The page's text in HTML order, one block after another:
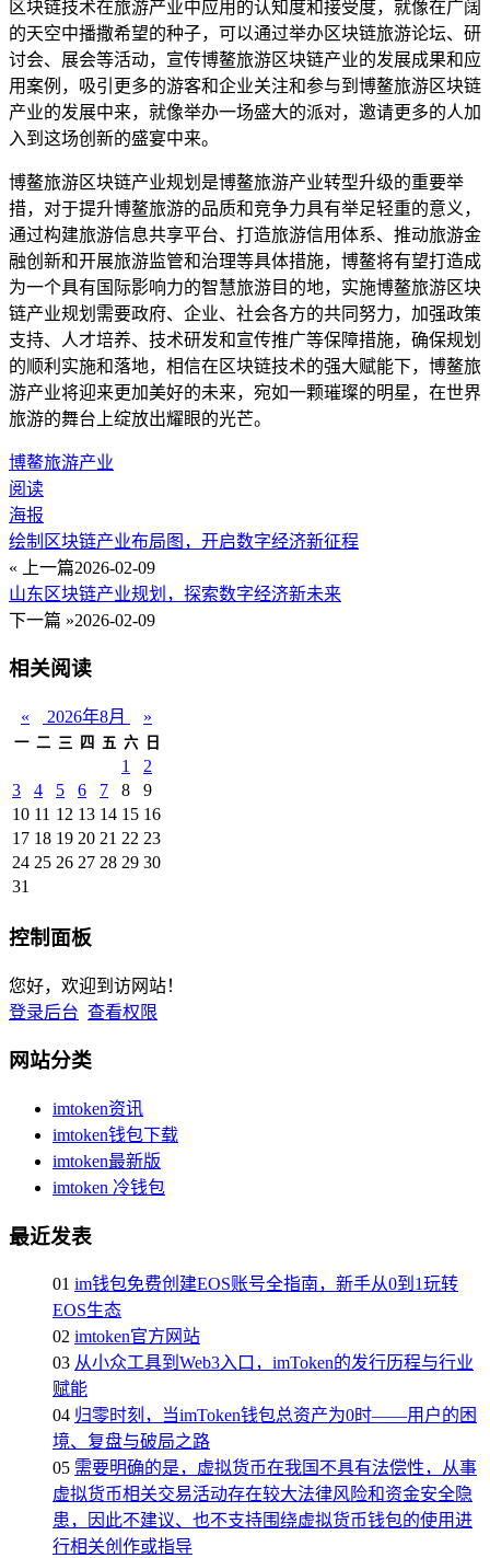
区块链技术在旅游产业中应用的认知度和接受度，就像在广阔
的天空中播撒希望的种子，可以通过举办区块链旅游论坛、研
讨会、展会等活动，宣传博鳌旅游区块链产业的发展成果和应
用案例，吸引更多的游客和企业关注和参与到博鳌旅游区块链
产业的发展中来，就像举办一场盛大的派对，邀请更多的人加
入到这场创新的盛宴中来。
博鳌旅游区块链产业规划是博鳌旅游产业转型升级的重要举
措，对于提升博鳌旅游的品质和竞争力具有举足轻重的意义，
通过构建旅游信息共享平台、打造旅游信用体系、推动旅游金
融创新和开展旅游监管和治理等具体措施，博鳌将有望打造成
为一个具有国际影响力的智慧旅游目的地，实施博鳌旅游区块
链产业规划需要政府、企业、社会各方的共同努力，加强政策
支持、人才培养、技术研发和宣传推广等保障措施，确保规划
的顺利实施和落地，相信在区块链技术的强大赋能下，博鳌旅
游产业将迎来更加美好的未来，宛如一颗璀璨的明星，在世界
旅游的舞台上绽放出耀眼的光芒。
博鳌旅游产业
阅读
海报
绘制区块链产业布局图，开启数字经济新征程
« 上一篇2026-02-09
山东区块链产业规划，探索数字经济新未来
下一篇 »2026-02-09
相关阅读
« 2026年8月 »
一 二 三 四 五 六 日
1
2
3
4 5 6 7 8
9
10 11 12 13 14 15 16
17 18 19 20 21 22 23
24 25 26 27 28 29 30
31
控制面板
您好，欢迎到访网站！
登录后台 查看权限
网站分类
imtoken资讯
imtoken钱包下载
imtoken最新版
imtoken 冷钱包
最近发表
01 im钱包免费创建EOS账号全指南，新手从0到1玩转
EOS生态
02 imtoken官方网站
03 从小众工具到Web3入口，imToken的发行历程与行业
赋能
04 归零时刻，当imToken钱包总资产为0时——用户的困
境、复盘与破局之路
05 需要明确的是，虚拟货币在我国不具有法偿性，从事
虚拟货币相关交易活动存在较大法律风险和资金安全隐
患，因此不建议、也不支持围绕虚拟货币钱包的使用进
行相关创作或指导